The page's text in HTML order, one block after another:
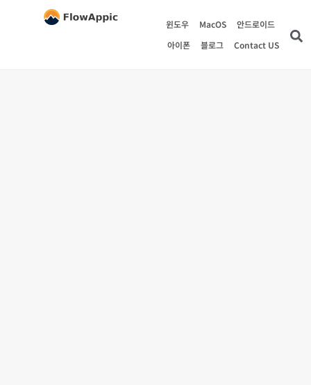
윈도우 MacOS
안드로이드
아이폰
블로그 Contact US